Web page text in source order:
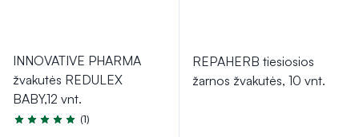
INNOVATIVE PHARMA
žvakutės REDULEX
BABY,12 vnt.
Įvertinimas 5.0 iš 5
(1)
REPAHERB tiesiosios
žarnos žvakutės, 10 vnt.